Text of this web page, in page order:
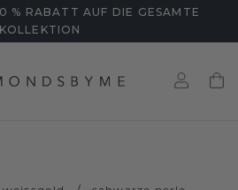
% RABATT AUF DIE GESAMTE
KOLLEKTION